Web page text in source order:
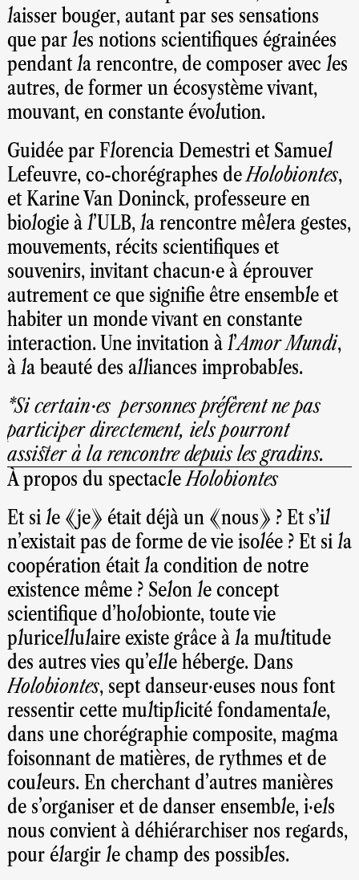
laisser bouger, autant par ses sensations
que par les notions scientifiques égrainées
pendant la rencontre, de composer avec les
autres, de former un écosystème vivant,
mouvant, en constante évolution.
Guidée par Florencia Demestri et Samuel
Lefeuvre, co-chorégraphes deHolobiontes,
et Karine Van Doninck, professeure en
biologie à l’ULB, la rencontre mêlera gestes,
mouvements, récits scientifiques et
souvenirs, invitant chacun·e à éprouver
autrement ce que signifie être ensemble et
habiter un monde vivant en constante
interaction. Une invitation à l’Amor Mundi,
à la beauté des alliances improbables.
*Si certain·es personnes préfèrent ne pas
participer directement, iels pourront
assister à la rencontre depuis les gradins.
À propos du spectacleHolobiontes
Et si le «je» était déjà un «nous» ? Et s’il
n’existait pas de forme de vie isolée ? Et si la
coopération était la condition de notre
existence même ? Selon le concept
scientifique d’holobionte, toute vie
pluricellulaire existe grâce à la multitude
des autres vies qu’elle héberge. Dans
Holobiontes, sept danseur·euses nous font
ressentir cette multiplicité fondamentale,
dans une chorégraphie composite, magma
foisonnant de matières, de rythmes et de
couleurs. En cherchant d’autres manières
de s’organiser et de danser ensemble, i·els
nous convient à déhiérarchiser nos regards,
pour élargir le champ des possibles.